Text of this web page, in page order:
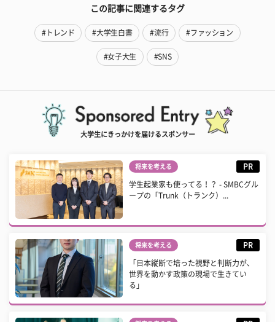
この記事に関連するタグ
#トレンド #大学生白書 #流行 #ファッション
#女子大生 #SNS
大学生にきっかけを届けるスポンサー
将来を考える PR
学生起業家も使ってる！？ - SMBCグル
ープの「Trunk（トランク）...
将来を考える PR
「日本縦断で培った視野と判断力が、
世界を動かす政策の現場で生きてい
る」